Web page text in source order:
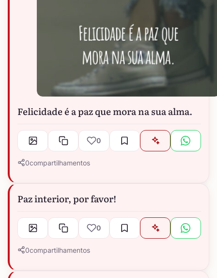
Felicidade é a paz que mora na sua alma.
0
0compartilhamentos
Paz interior, por favor!
0
0compartilhamentos